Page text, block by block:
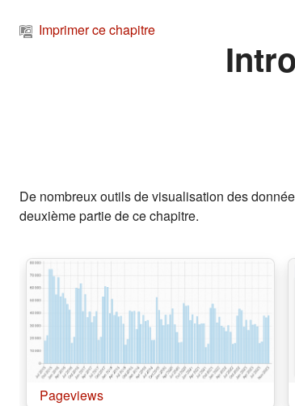
Imprimer ce chapitre
De nombreux outils de visualisation des
deuxième partie de ce chapitre.
Pageviews